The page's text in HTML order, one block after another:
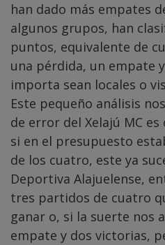
han dado más empates
algunos grupos, han
puntos, equivalente de
una pérdida, un empate
importa sean locales o
Este pequeño análisis
de error del Xelajú MC
si en el presupuesto
de los cuatro, este ya
Deportiva Alajuelense,
tres partidos de cuatro
ganar o, si la suerte nos
empate y dos victorias,